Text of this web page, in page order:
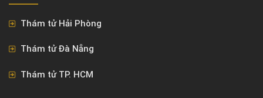
Thám tử Hải Phòng
Thám tử Đà Nẵng
Thám tử TP. HCM